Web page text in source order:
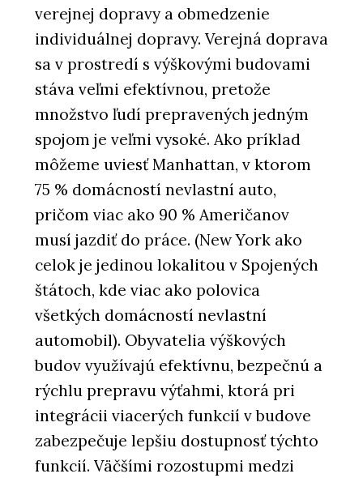
verejnej dopravy a obmedzenie
individuálnej dopravy. Verejná doprava
sa v prostredí s výškovými budovami
stáva veľmi efektívnou, pretože
množstvo ľudí prepravených jedným
spojom je veľmi vysoké. Ako príklad
môžeme uviesť Manhattan, v ktorom
75 % domácností nevlastní auto,
pričom viac ako 90 % Američanov
musí jazdiť do práce. (New York ako
celok je jedinou lokalitou v Spojených
štátoch, kde viac ako polovica
všetkých domácností nevlastní
automobil). Obyvatelia výškových
budov využívajú efektívnu, bezpečnú a
rýchlu prepravu výťahmi, ktorá pri
integrácii viacerých funkcií v budove
zabezpečuje lepšiu dostupnosť týchto
funkcií. Väčšími rozostupmi medzi